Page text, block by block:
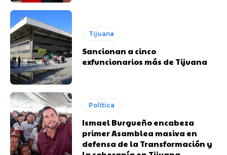
Tijuana
Sancionan a cinco
exfuncionarios más de Tijuana
Política
Ismael Burgueño encabeza
primer Asamblea masiva en
defensa de la Transformación y